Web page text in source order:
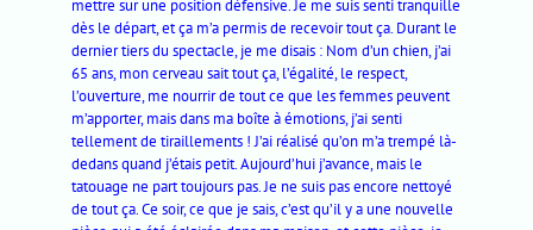
mettre sur une position défensive. Je me suis senti tranquille
dès le départ, et ça m’a permis de recevoir tout ça. Durant le
dernier tiers du spectacle, je me disais : Nom d’un chien, j’ai
65 ans, mon cerveau sait tout ça, l’égalité, le respect,
l’ouverture, me nourrir de tout ce que les femmes peuvent
m’apporter, mais dans ma boîte à émotions, j’ai senti
tellement de tiraillements ! J’ai réalisé qu’on m’a trempé là-
dedans quand j’étais petit. Aujourd’hui j’avance, mais le
tatouage ne part toujours pas. Je ne suis pas encore nettoyé
de tout ça. Ce soir, ce que je sais, c’est qu’il y a une nouvelle